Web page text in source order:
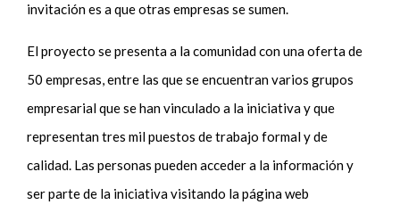
invitación es a que otras empresas se sumen.
El proyecto se presenta a la comunidad con una oferta de
50 empresas, entre las que se encuentran varios grupos
empresarial que se han vinculado a la iniciativa y que
representan tres mil puestos de trabajo formal y de
calidad. Las personas pueden acceder a la información y
ser parte de la iniciativa visitando la página web